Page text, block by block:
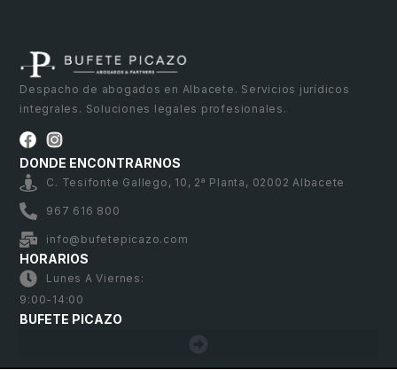
Despacho de abogados en Albacete. Servicios jurídicos
integrales. Soluciones legales profesionales.
DONDE ENCONTRARNOS
C. Tesifonte Gallego, 10, 2ª Planta, 02002 Albacete
967 616 800
info@bufetepicazo.com
HORARIOS
Lunes A Viernes:
9:00-14:00
BUFETE PICAZO